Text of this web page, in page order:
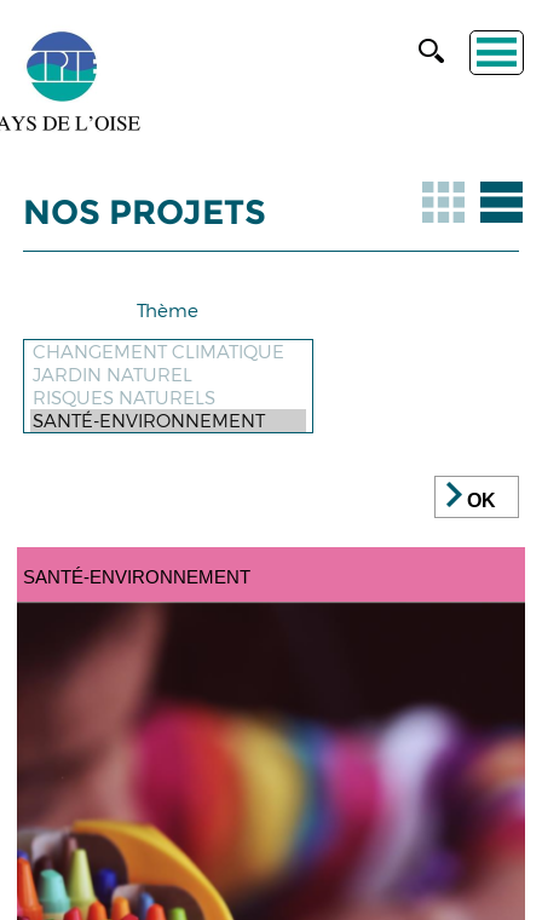
NOS PROJETS
Thème
OK
SANTÉ-ENVIRONNEMENT